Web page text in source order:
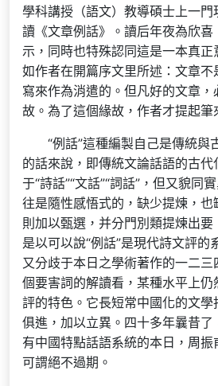
學科講授（語文）教導碩士上一
讀《文章例話》。讀后年夜為欣
示，同時也特殊認同這是一本真
如作者在開篇序文里所述：文章不
寫來作為消遣的。但凡好的文章
故。為了這個緣故，作者才提起筆
“例話”這種編製自己是傳統與
的話來說，即傳統文論話語的古代
于“詩話”“文話”“詞話”，但又貌同
往是隨性感悟式的，缺少提煉，也
則加以甄選，并分門別類提煉出要
是以可以說“例話”是現代詩文評的
又分歧于本日之學術著作的一二
個要害詞的解讀看，某種水平上
評的特色。它長短常中國化的文
俱進，加以立異。四十多年曩昔了
有中國特點話語系統的本日，周
可謂絕不過期。